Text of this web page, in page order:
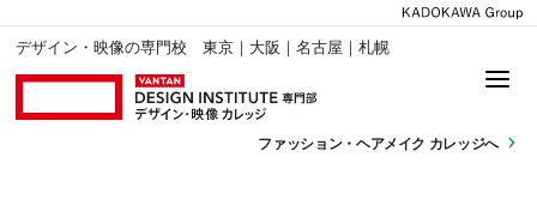
デザイン・映像の専門校 東京｜大阪｜名古屋｜札幌
ファッション・ ヘアメイク カレッジへ